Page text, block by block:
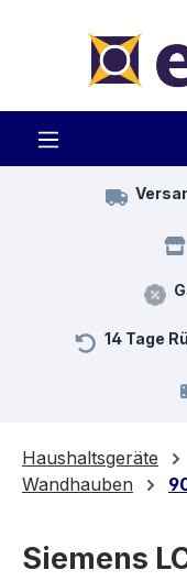
14 Tage
Haushaltsgeräte
Wandhauben
Siemens